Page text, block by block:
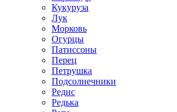
Кукуруза
Лук
Морковь
Огурцы
Патиссоны
Перец
Петрушка
Подсолнечники
Редис
Редька